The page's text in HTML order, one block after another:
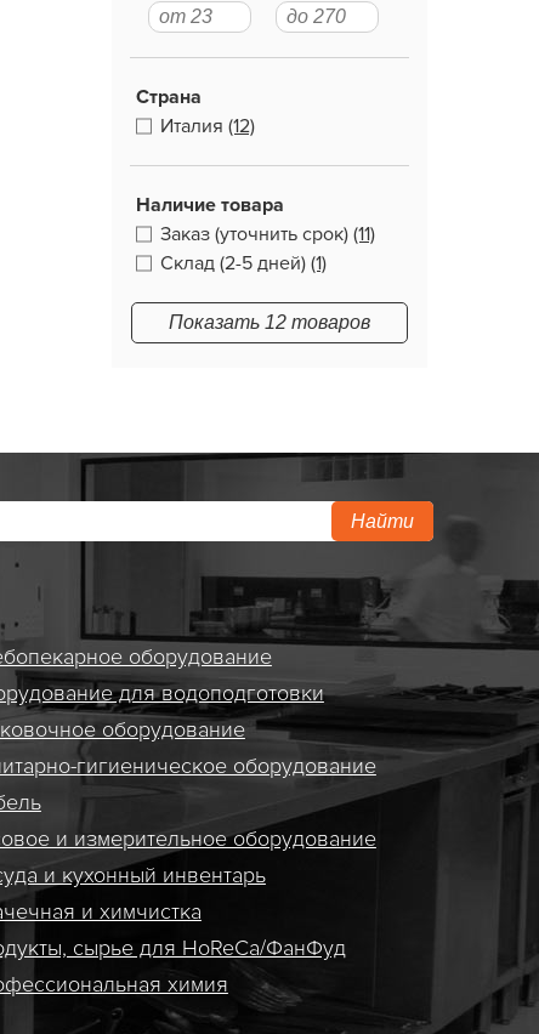
Страна
Италия (12)
Наличие товара
Заказ (уточнить срок) (11)
Склад (2-5 дней) (1)
Показать 12 товаров
Найти
оборудование
для водоподготовки
оборудование
гигиеническое оборудование
и измерительное оборудование
и кухонный инвентарь
и химчистка
сырье для HoReCa/ФанФуд
химия